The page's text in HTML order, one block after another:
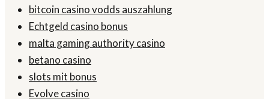
bitcoin casino vodds auszahlung
Echtgeld casino bonus
malta gaming authority casino
betano casino
slots mit bonus
Evolve casino